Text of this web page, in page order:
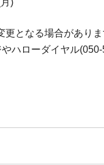
)
となる場合がありま
ハローダイヤル